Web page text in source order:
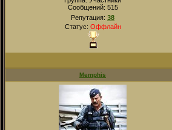
Сообщений: 515
Репутация: 38
Статус: Оффлайн
Memphis